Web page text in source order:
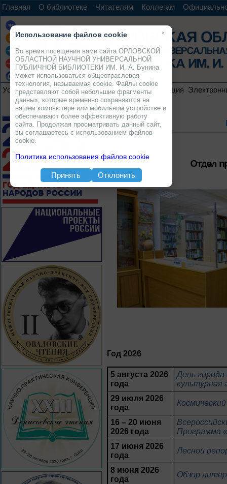
Главная О библиотеке Читателям Коллегам
Услуги Ресурсы Проекты Электронная коллекция
Отдел
Год 2026
5 августа 2026
года
День
культурная
29 июля 2026
года
16 – 20 июня
2026 года
Программа
17 июня 2026
года
Лесной
8 июня 2026
года
Обзор
×
Использование файлов cookie
Во время посещения вами сайта ОРЛОВСКОЙ
ОБЛАСТНОЙ НАУЧНОЙ УНИВЕРСАЛЬНОЙ
ПУБЛИЧНОЙ БИБЛИОТЕКИ ИМ. И. А. Бунина
может использоваться общеотраслевая
технология, называемая cookie. Файлы cookie
представляют собой небольшие фрагменты
данных, которые временно сохраняются на
вашем компьютере или мобильном устройстве и
обеспечивают более эффективную работу
сайта. Продолжая просматривать данный сайт,
вы соглашаетесь с использованием файлов
cookie.
Политика использования файлов cookie
Принять Отклонить